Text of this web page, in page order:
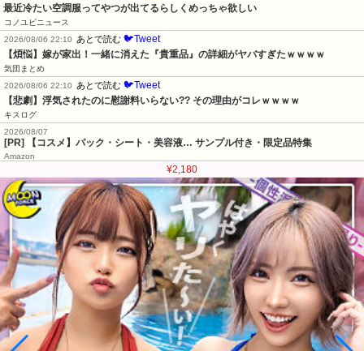
最近冷たい空調服ってやつが出てるらしくめっちゃ欲しい
コノユビニュース
2026/08/06 22:10 あとで読む 🐦Tweet
【煩悩】嫁が家出！一緒に消えた『貴重品』の詳細がヤバすぎたｗｗｗｗ
気団まとめ
2026/08/06 22:10 あとで読む 🐦Tweet
【悲劇】浮気されたのに慰謝料いらない?? その理由がコレｗｗｗｗ
キスログ
2026/08/07
[PR] 【コスメ】パック・シート・美容液… サンプル付き・限定品特集
Amazon
¥2,180